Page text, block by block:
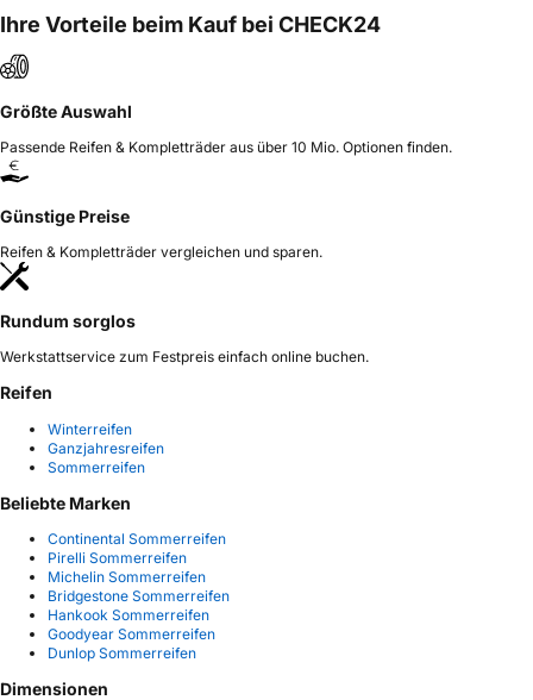
Ihre Vorteile beim Kauf bei CHECK24
Größte Auswahl
Passende Reifen & Kompletträder aus über 10 Mio. Optionen finden.
Günstige Preise
Reifen & Kompletträder vergleichen und sparen.
Rundum sorglos
Werkstattservice zum Festpreis einfach online buchen.
Reifen
Winterreifen
Ganzjahresreifen
Sommerreifen
Beliebte Marken
Continental Sommerreifen
Pirelli Sommerreifen
Michelin Sommerreifen
Bridgestone Sommerreifen
Hankook Sommerreifen
Goodyear Sommerreifen
Dunlop Sommerreifen
Dimensionen